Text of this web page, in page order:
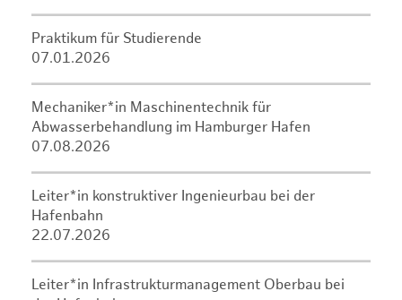
Praktikum für Studierende
07.01.2026
Mechaniker*in Maschinentechnik für
Abwasserbehandlung im Hamburger Hafen
07.08.2026
Leiter*in konstruktiver Ingenieurbau bei der
Hafenbahn
22.07.2026
Leiter*in Infrastrukturmanagement Oberbau bei